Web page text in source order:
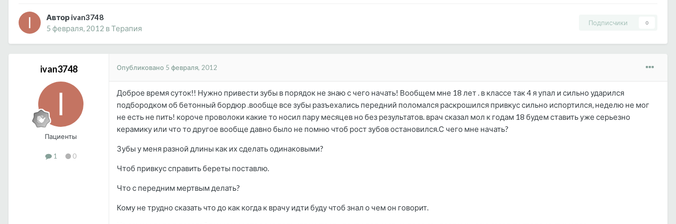
Автор ivan3748
5 февраля, 2012 вТерапия
Подписчики 0
ivan3748
Пациенты
1 0
Опубликовано 5 февраля, 2012
Доброе время суток!! Нужно привести зубы в порядок не знаю с чего начать! Вообщем мне 18 лет . в классе так 4 я упал и сильно ударился
подбородком об бетонный бордюр .вообще все зубы разъехались передний поломался раскрошился привкус сильно испортился, неделю не мог
не есть не пить! короче проволоки какие то носил пару месяцев но без результатов. врач сказал мол к годам 18 будем ставить уже серьезно
керамику или что то другое вообще давно было не помню чтоб рост зубов остановился.С чего мне начать?
Зубы у меня разной длины как их сделать одинаковыми?
Чтоб привкус справить береты поставлю.
Что с передним мертвым делать?
Кому не трудно сказать что до как когда к врачу идти буду чтоб знал о чем он говорит.